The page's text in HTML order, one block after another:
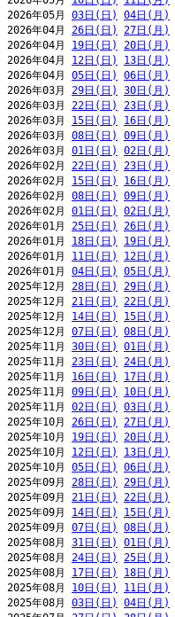
2026年05月 03日(日) 04日(月)
2026年04月 26日(日) 27日(月)
2026年04月 19日(日) 20日(月)
2026年04月 12日(日) 13日(月)
2026年04月 05日(日) 06日(月)
2026年03月 29日(日) 30日(月)
2026年03月 22日(日) 23日(月)
2026年03月 15日(日) 16日(月)
2026年03月 08日(日) 09日(月)
2026年03月 01日(日) 02日(月)
2026年02月 22日(日) 23日(月)
2026年02月 15日(日) 16日(月)
2026年02月 08日(日) 09日(月)
2026年02月 01日(日) 02日(月)
2026年01月 25日(日) 26日(月)
2026年01月 18日(日) 19日(月)
2026年01月 11日(日) 12日(月)
2026年01月 04日(日) 05日(月)
2025年12月 28日(日) 29日(月)
2025年12月 21日(日) 22日(月)
2025年12月 14日(日) 15日(月)
2025年12月 07日(日) 08日(月)
2025年11月 30日(日) 01日(月)
2025年11月 23日(日) 24日(月)
2025年11月 16日(日) 17日(月)
2025年11月 09日(日) 10日(月)
2025年11月 02日(日) 03日(月)
2025年10月 26日(日) 27日(月)
2025年10月 19日(日) 20日(月)
2025年10月 12日(日) 13日(月)
2025年10月 05日(日) 06日(月)
2025年09月 28日(日) 29日(月)
2025年09月 21日(日) 22日(月)
2025年09月 14日(日) 15日(月)
2025年09月 07日(日) 08日(月)
2025年08月 31日(日) 01日(月)
2025年08月 24日(日) 25日(月)
2025年08月 17日(日) 18日(月)
2025年08月 10日(日) 11日(月)
2025年08月 03日(日) 04日(月)